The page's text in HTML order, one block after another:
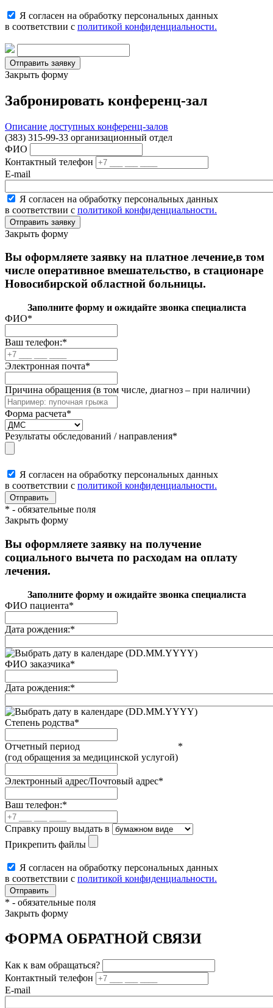
Я согласен на обработку персональных данных
в соответствии с политикой конфиденциальности.
Закрыть форму
Забронировать конференц-зал
Описание доступных конференц-залов
(383) 315-99-33 организационный отдел
ФИО
Контактный телефон
E-mail
Я согласен на обработку персональных данных
в соответствии с политикой конфиденциальности.
Закрыть форму
Вы оформляете заявку на платное лечение,в том
числе оперативное вмешательство, в стационаре
Новосибирской областной больницы.
Заполните форму и ожидайте звонка специалиста
ФИО*
Ваш телефон:*
Электронная почта*
Причина обращения (в том числе, диагноз – при наличии)
Форма расчета*
Результаты обследований / направления*
Я согласен на обработку персональных данных
в соответствии с политикой конфиденциальности.
* - обязательные поля
Закрыть форму
Вы оформляете заявку на получение
социального вычета по расходам на оплату
лечения.
Заполните форму и ожидайте звонка специалиста
ФИО пациента*
Дата рождения:*
(DD.MM.YYYY)
ФИО заказчика*
Дата рождения:*
(DD.MM.YYYY)
Степень родства*
Отчетный период
(год обращения за медицинской услугой)
*
Электронный адрес/Почтовый адрес*
Ваш телефон:*
Справку прошу выдать в
Прикрепить файлы
Я согласен на обработку персональных данных
в соответствии с политикой конфиденциальности.
* - обязательные поля
Закрыть форму
ФОРМА ОБРАТНОЙ СВЯЗИ
Как к вам обращаться?
Контактный телефон
E-mail